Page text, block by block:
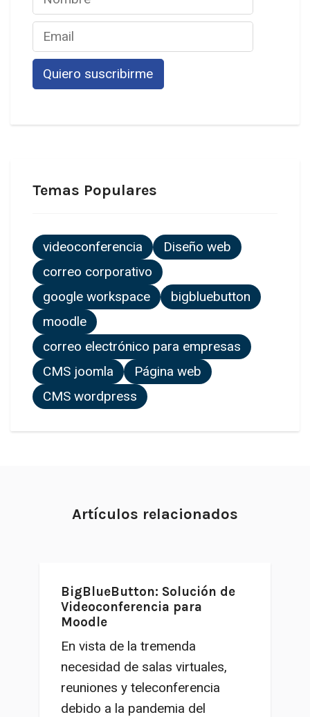
Temas Populares
videoconferencia
Diseño web
correo corporativo
google workspace
bigbluebutton
moodle
correo electrónico para empresas
CMS joomla
Página web
CMS wordpress
Artículos relacionados
BigBlueButton: Solución de
Videoconferencia para
Moodle
En vista de la tremenda
necesidad de salas virtuales,
reuniones y teleconferencia
debido a la pandemia del